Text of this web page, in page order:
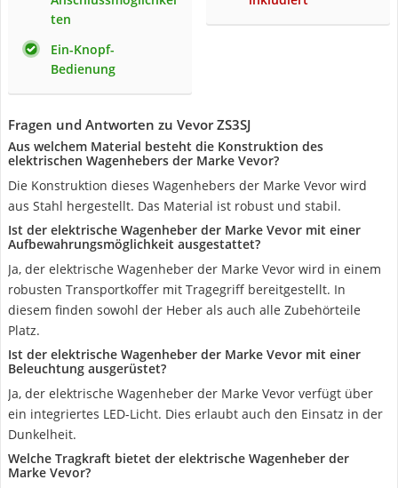
ten
Ein-Knopf-
Bedienung
Fragen und Antworten zu Vevor ZS3SJ
Aus welchem Material besteht die Konstruktion des
elektrischen Wagenhebers der Marke Vevor?
Die Konstruktion dieses Wagenhebers der Marke Vevor wird
aus Stahl hergestellt. Das Material ist robust und stabil.
Ist der elektrische Wagenheber der Marke Vevor mit einer
Aufbewahrungsmöglichkeit ausgestattet?
Ja, der elektrische Wagenheber der Marke Vevor wird in einem
robusten Transportkoffer mit Tragegriff bereitgestellt. In
diesem finden sowohl der Heber als auch alle Zubehörteile
Platz.
Ist der elektrische Wagenheber der Marke Vevor mit einer
Beleuchtung ausgerüstet?
Ja, der elektrische Wagenheber der Marke Vevor verfügt über
ein integriertes LED-Licht. Dies erlaubt auch den Einsatz in der
Dunkelheit.
Welche Tragkraft bietet der elektrische Wagenheber der
Marke Vevor?